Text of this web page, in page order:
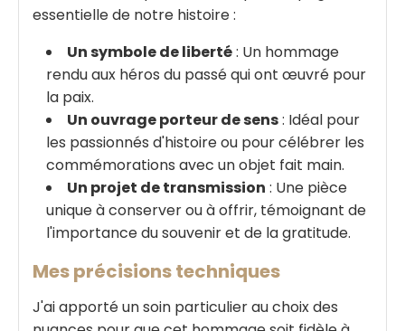
essentielle de notre histoire :
Un symbole de liberté: Un hommage
rendu aux héros du passé qui ont œuvré pour
la paix.
Un ouvrage porteur de sens: Idéal pour
les passionnés d'histoire ou pour célébrer les
commémorations avec un objet fait main.
Un projet de transmission : Une pièce
unique à conserver ou à offrir, témoignant de
l'importance du souvenir et de la gratitude.
Mes précisions techniques
J'ai apporté un soin particulier au choix des